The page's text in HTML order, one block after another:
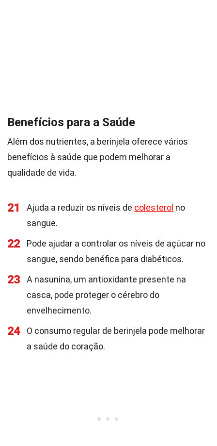
Benefícios para a Saúde
Além dos nutrientes, a berinjela oferece vários
benefícios à saúde que podem melhorar a
qualidade de vida.
21 Ajuda a reduzir os níveis de colesterol no
sangue.
22
Pode ajudar a controlar os níveis de açúcar no
sangue, sendo benéfica para diabéticos.
23
A nasunina, um antioxidante presente na
casca, pode proteger o cérebro do
envelhecimento.
24
O consumo regular de berinjela pode melhorar
a saúde do coração.